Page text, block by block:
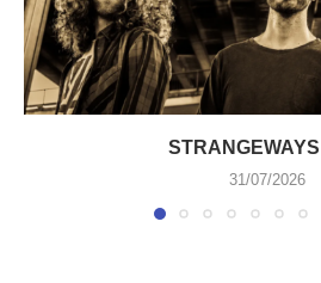
31/07/2026